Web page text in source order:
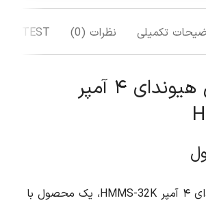
تکمیلی نظرات (0) TEST
کلید حرارتی هیوندای ۴ آمپر
کلید حرارتی هیوندای ۴ آمپر HMMS-32K، یک محصول با